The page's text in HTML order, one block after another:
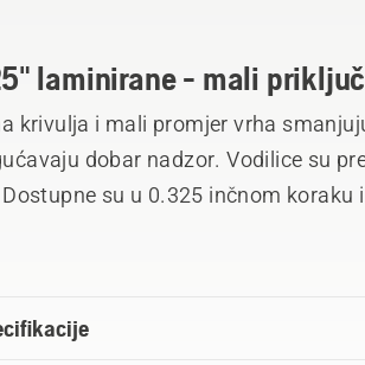
laminirane - mali
krivulja i mali promjer vrha
dobar nadzor. Vodilice su
su u 0.325 inčnom koraku